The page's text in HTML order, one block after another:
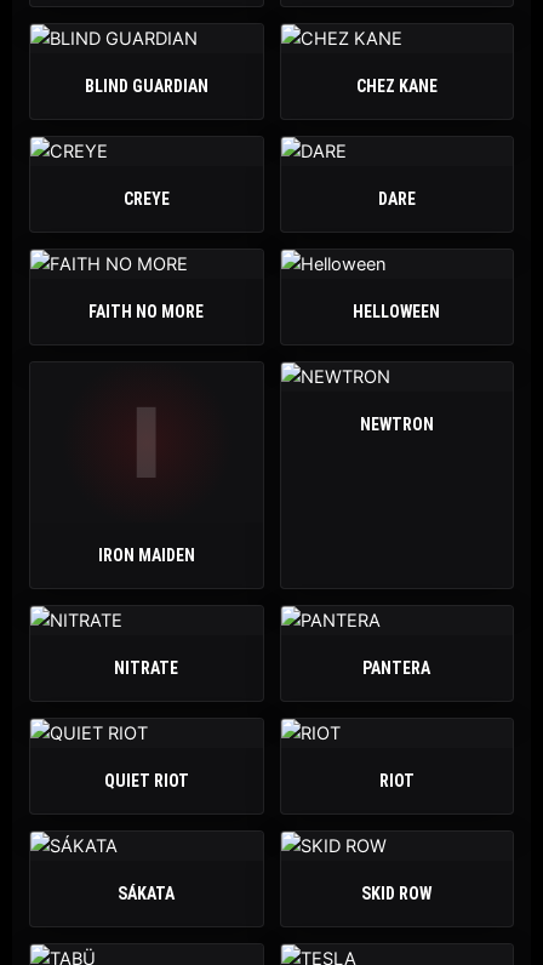
BLIND GUARDIAN CHEZ KANE
CREYE DARE
FAITH NO MORE HELLOWEEN
I
IRON MAIDEN
NEWTRON
NITRATE PANTERA
QUIET RIOT RIOT
SÁKATA SKID ROW